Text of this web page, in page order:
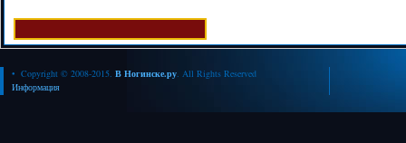
• Copyright © 2008-2015. В Ногинске.ру. All Rights Reserved
Информация